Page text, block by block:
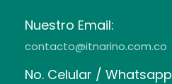
Nuestro Email:
contacto@itnarino.com.co
No. Celular / Whatsapp